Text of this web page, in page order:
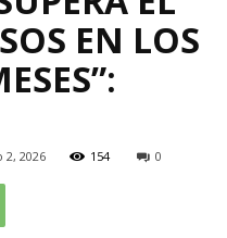
EN LOS
2, 2026 154 0